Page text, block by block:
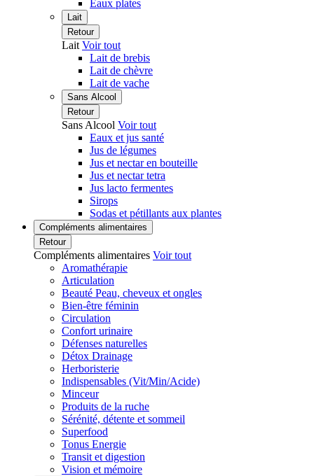
Eaux plates
Lait
Retour
Lait Voir tout
Lait de brebis
Lait de chèvre
Lait de vache
Sans Alcool
Retour
Sans Alcool Voir tout
Eaux et jus santé
Jus de légumes
Jus et nectar en bouteille
Jus et nectar tetra
Jus lacto fermentes
Sirops
Sodas et pétillants aux plantes
Compléments alimentaires
Retour
Compléments alimentaires Voir tout
Aromathérapie
Articulation
Beauté Peau, cheveux et ongles
Bien-être féminin
Circulation
Confort urinaire
Défenses naturelles
Détox Drainage
Herboristerie
Indispensables (Vit/Min/Acide)
Minceur
Produits de la ruche
Sérénité, détente et sommeil
Superfood
Tonus Energie
Transit et digestion
Vision et mémoire